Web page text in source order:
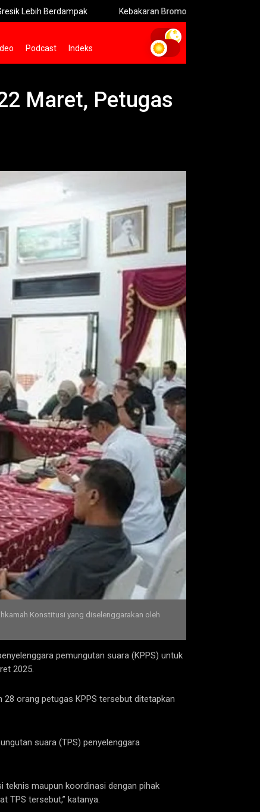
Kebakaran Bromo Meluas Pemadaman Terhambat
Podcast Indeks
Maret, Petugas
Konstitusi yang diselenggarakan oleh
pemungutan suara (KPPS) untuk
2025.
orang petugas KPPS tersebut ditetapkan
suara (TPS) penyelenggara
teknis maupun koordinasi dengan pihak
TPS tersebut,” katanya.